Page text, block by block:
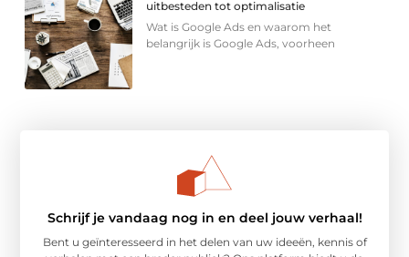
uitbesteden tot optimalisatie
Wat is Google Ads en waarom het
belangrijk is Google Ads, voorheen
Schrijf je vandaag nog in en deel jouw verhaal!
Bent u geïnteresseerd in het delen van uw ideeën, kennis of